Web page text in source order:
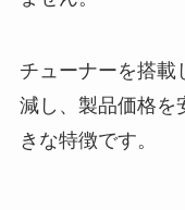
チューナーを搭載
減し、製品価格を
きな特徴です。